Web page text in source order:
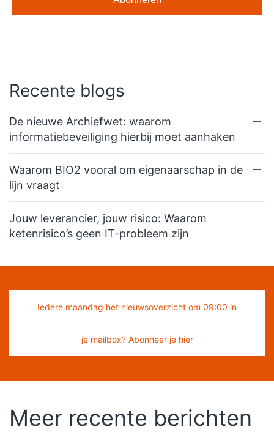
Recente blogs
De nieuwe Archiefwet: waarom
informatiebeveiliging hierbij moet aanhaken
Waarom BIO2 vooral om eigenaarschap in de
lijn vraagt
Jouw leverancier, jouw risico: Waarom
ketenrisico’s geen IT-probleem zijn
Iedere maandag het nieuwsoverzicht om 09:00 in
je mailbox? Abonneer je hier
Meer recente berichten